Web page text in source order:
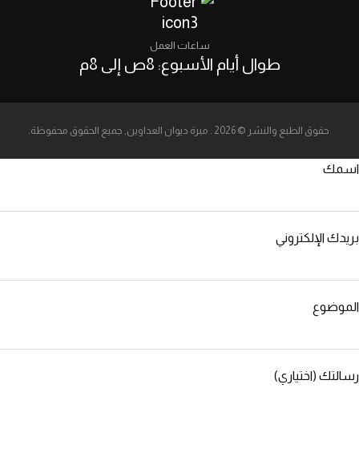
ساعات العمل
طوال أيام الأسبوع: 8ص إلى 8م
حقوق الطبع والنشر © 2026 . مبرة ديوان العداوين, جميع الحقوق محفوظة.
اسمك
بريدك الإلكتروني
الموضوع
رسالتك (اختياري)